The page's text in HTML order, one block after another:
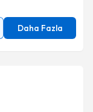
Daha Fazla